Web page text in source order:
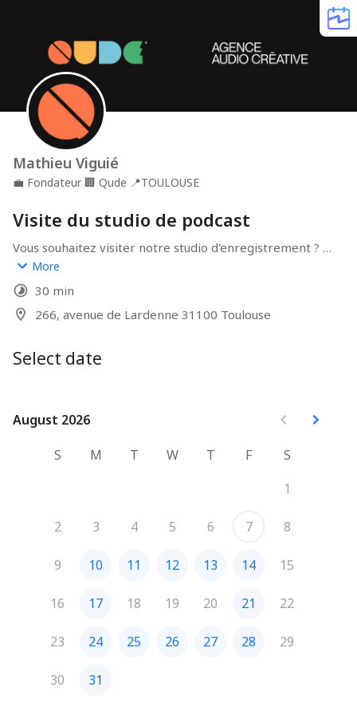
Mathieu Viguié
💼 Fondateur 🏢 Qude 📍TOULOUSE
Visite du studio de podcast
Vous souhaitez visiter notre studio d'enregistrement ?
C'est par ici !
More
30 min
266, avenue de Lardenne 31100 Toulouse
Select date
August 2026
August 2026
S
M T W T F
S
1
2 3 4 5 6 7 8
9 10 11 12 13 14 15
16 17 18 19 20 21 22
23 24 25 26 27 28 29
30 31